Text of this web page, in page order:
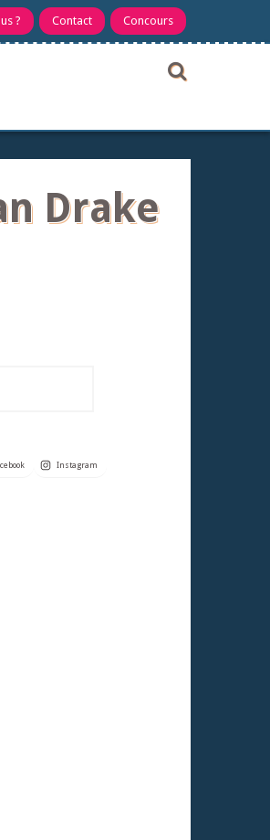
? Contact Concours
Drake
Instagram